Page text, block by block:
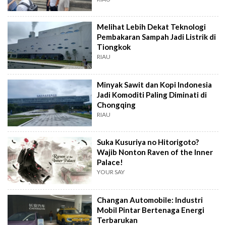
Melihat Lebih Dekat Teknologi
Pembakaran Sampah Jadi Listrik di
Tiongkok
RIAU
Minyak Sawit dan Kopi Indonesia
Jadi Komoditi Paling Diminati di
Chongqing
RIAU
Suka Kusuriya no Hitorigoto?
Wajib Nonton Raven of the Inner
Palace!
YOUR SAY
Changan Automobile: Industri
Mobil Pintar Bertenaga Energi
Terbarukan